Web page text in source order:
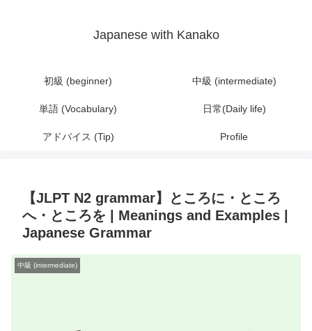
Japanese with Kanako
初級 (beginner) 中級 (intermediate)
単語 (Vocabulary) 日常(Daily life)
アドバイス (Tip) Profile
【JLPT N2 grammar】ところに・ところ
へ・ところを | Meanings and Examples |
Japanese Grammar
中級 (intermediate)